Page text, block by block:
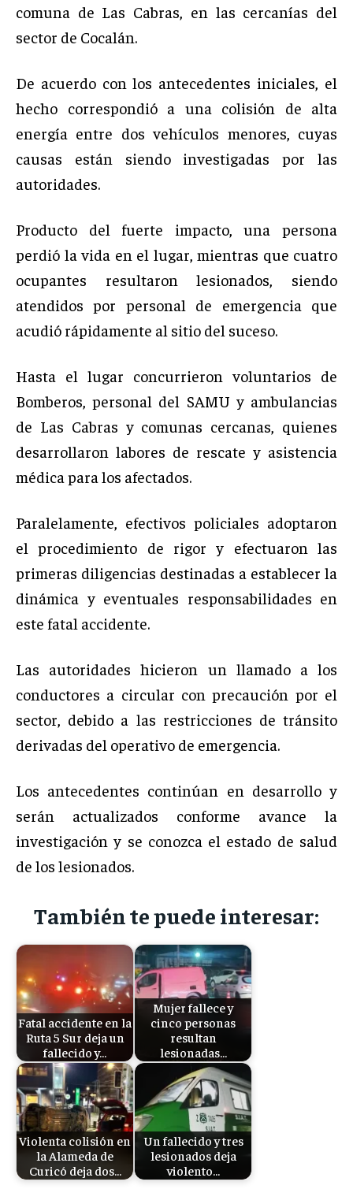
comuna de Las Cabras, en las cercanías del
sector de Cocalán.
De acuerdo con los antecedentes iniciales, el
hecho correspondió a una colisión de alta
energía entre dos vehículos menores, cuyas
causas están siendo investigadas por las
autoridades.
Producto del fuerte impacto, una persona
perdió la vida en el lugar, mientras que cuatro
ocupantes resultaron lesionados, siendo
atendidos por personal de emergencia que
acudió rápidamente al sitio del suceso.
Hasta el lugar concurrieron voluntarios de
Bomberos, personal del SAMU y ambulancias
de Las Cabras y comunas cercanas, quienes
desarrollaron labores de rescate y asistencia
médica para los afectados.
Paralelamente, efectivos policiales adoptaron
el procedimiento de rigor y efectuaron las
primeras diligencias destinadas a establecer la
dinámica y eventuales responsabilidades en
este fatal accidente.
Las autoridades hicieron un llamado a los
conductores a circular con precaución por el
sector, debido a las restricciones de tránsito
derivadas del operativo de emergencia.
Los antecedentes continúan en desarrollo y
serán actualizados conforme avance la
investigación y se conozca el estado de salud
de los lesionados.
También te puede interesar:
Fatal accidente en la
Ruta 5 Sur deja un
fallecido y…
Mujer fallece y
cinco personas
resultan
lesionadas…
Violenta colisión en
la Alameda de
Curicó deja dos…
Un fallecido y tres
lesionados deja
violento…